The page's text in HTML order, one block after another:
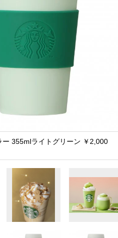
ー 355mlライトグリーン ￥2,000